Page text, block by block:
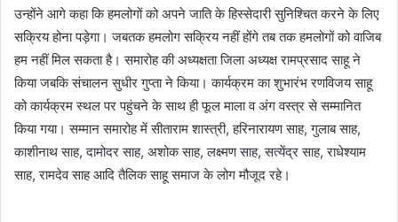
उन्होंने आगे कहा कि हमलोगों को अपने जाति के हिस्सेदारी सुनिश्चित करने के लिए
सक्रिय होना पड़ेगा। जबतक हमलोग सक्रिय नहीं होंगे तब तक हमलोगों को वाजिब
हम नहीं मिल सकता है। समारोह की अध्यक्षता जिला अध्यक्ष रामप्रसाद साहू ने
किया जबकि संचालन सुधीर गुप्ता ने किया। कार्यक्रम का शुभारंभ रणविजय साहू
को कार्यक्रम स्थल पर पहुंचने के साथ ही फूल माला व अंग वस्त्र से सम्मानित
किया गया। सम्मान समारोह में सीताराम शास्त्री, हरिनारायण साह, गुलाब साह,
काशीनाथ साह, दामोदर साह, अशोक साह, लक्ष्मण साह, सत्येंद्र साह, राधेश्याम
साह, रामदेव साह आदि तैलिक साहू समाज के लोग मौजूद रहे।